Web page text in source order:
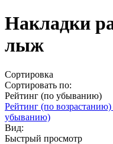
Накладки
лыж
Сортировка
Сортировать по:
Рейтинг (по убыванию)
Рейтинг (по возрастанию)
убыванию)
Вид:
Быстрый просмотр